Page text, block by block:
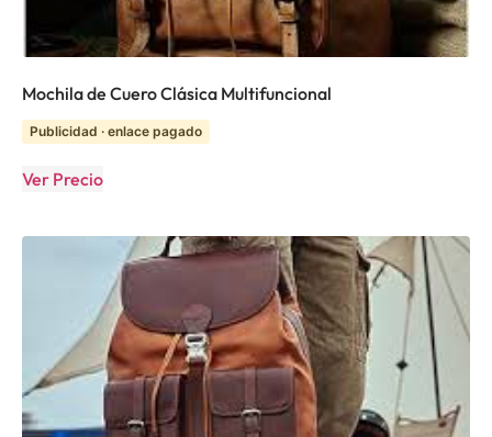
Mochila de Cuero Clásica Multifuncional
Publicidad · enlace pagado
Ver Precio